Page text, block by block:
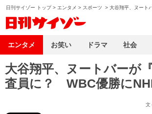
日刊サイゾー トップ> エンタメ > スポーツ > 大谷翔平、ヌート
大谷翔平、ヌートバーが
査員に？ WBC優勝に
文
エンタメ お笑い ドラマ 社会